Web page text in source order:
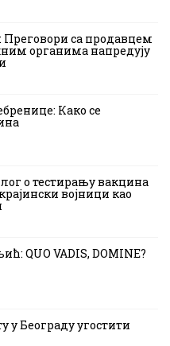
са продавцем
органима напредују
Како се
о тестирању вакцина
војници као
QUO VADIS, DOMINE?
у Београду угостити